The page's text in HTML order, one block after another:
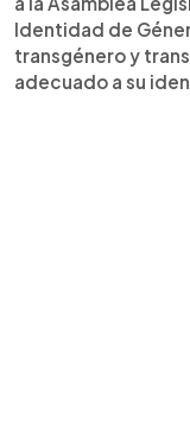
Identidad de
transgénero y
adecuado a su